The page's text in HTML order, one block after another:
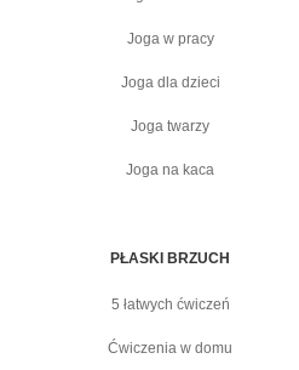
Joga w pracy
Joga dla dzieci
Joga twarzy
Joga na kaca
PŁASKI BRZUCH
5 łatwych ćwiczeń
Ćwiczenia w domu